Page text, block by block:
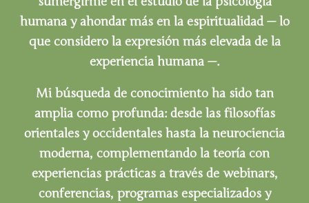
humana y ahondar más en la espiritualidad — lo
que considero la expresión más elevada de la
experiencia humana —.
Mi búsqueda de conocimiento ha sido tan
amplia como profunda: desde las filosofías
orientales y occidentales hasta la neurociencia
moderna, complementando la teoría con
experiencias prácticas a través de webinars,
conferencias, programas especializados y